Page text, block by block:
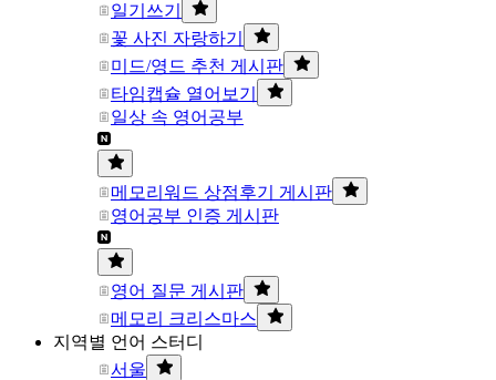
일기쓰기
꽃 사진 자랑하기
미드/영드 추천 게시판
타임캡슐 열어보기
일상 속 영어공부
메모리워드 상점후기 게시판
영어공부 인증 게시판
영어 질문 게시판
메모리 크리스마스
지역별 언어 스터디
서울